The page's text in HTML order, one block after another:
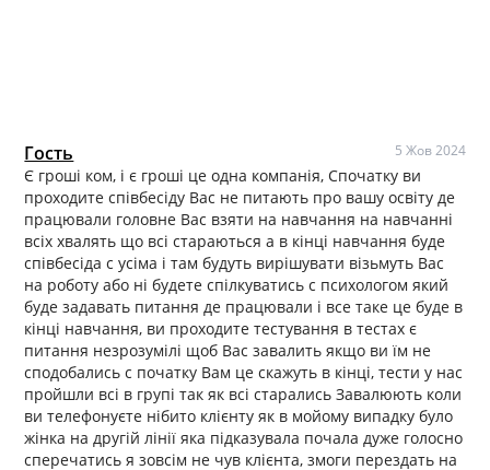
Гость 5 Жов 2024
Є гроші ком, і є гроші це одна компанія, Спочатку ви
проходите співбесіду Вас не питають про вашу освіту де
працювали головне Вас взяти на навчання на навчанні
всіх хвалять що всі стараються а в кінці навчання буде
співбесіда с усіма і там будуть вирішувати візьмуть Вас
на роботу або ні будете спілкуватись с психологом який
буде задавать питання де працювали і все таке це буде в
кінці навчання, ви проходите тестування в тестах є
питання незрозумілі щоб Вас завалить якщо ви їм не
сподобались с початку Вам це скажуть в кінці, тести у нас
пройшли всі в групі так як всі старались Завалюють коли
ви телефонуєте нібито клієнту як в мойому випадку було
жінка на другій лінії яка підказувала почала дуже голосно
сперечатись я зовсім не чув клієнта, змоги перездать на